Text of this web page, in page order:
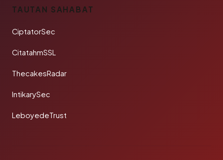
TAUTAN SAHABAT
CiptatorSec
CitatahmSSL
ThecakesRadar
IntikarySec
LeboyedeTrust